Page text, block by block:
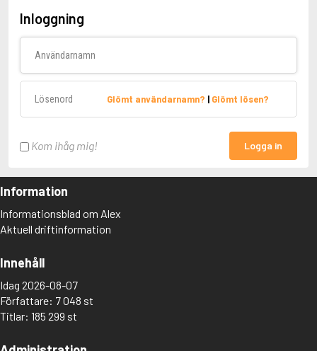
Inloggning
Glömt användarnamn? | Glömt lösen?
Kom ihåg mig! Logga in
Information
Informationsblad om Alex
Aktuell driftinformation
Innehåll
Idag 2026-08-07
Författare: 7 048 st
Titlar: 185 299 st